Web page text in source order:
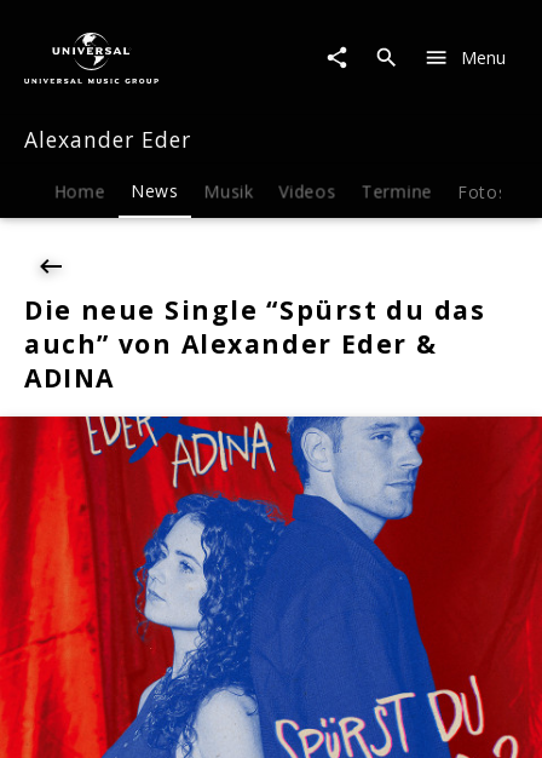
News
Die
"Spürst
von
Alexander
Eder
ADINA
Menu
Alexander Eder
Home News Musik Videos Termine Fotos
Die neue Single “Spürst du das
auch” von Alexander Eder &
ADINA